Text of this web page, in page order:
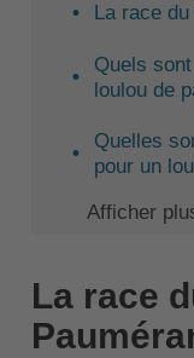
La race
Quels
loulou de
Quelles
pour un
Afficher
La race